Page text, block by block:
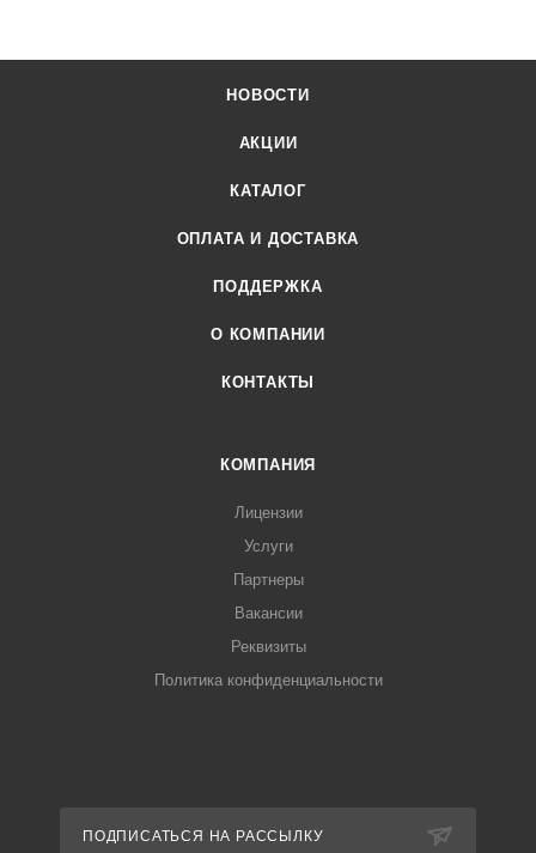
НОВОСТИ
АКЦИИ
КАТАЛОГ
ОПЛАТА И ДОСТАВКА
ПОДДЕРЖКА
О КОМПАНИИ
КОНТАКТЫ
КОМПАНИЯ
Лицензии
Услуги
Партнеры
Вакансии
Реквизиты
Политика конфиденциальности
ПОДПИСАТЬСЯ НА РАССЫЛКУ